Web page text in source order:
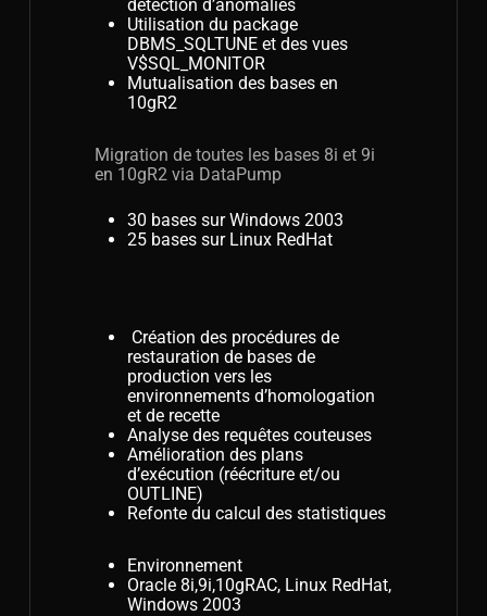
détection d’anomalies
Utilisation du package
DBMS_SQLTUNE et des vues
V$SQL_MONITOR
Mutualisation des bases en
10gR2
Migration de toutes les bases 8i et 9i
en 10gR2 via DataPump
30 bases sur Windows 2003
25 bases sur Linux RedHat
Création des procédures de
restauration de bases de
production vers les
environnements d’homologation
et de recette
Analyse des requêtes couteuses
Amélioration des plans
d’exécution (réécriture et/ou
OUTLINE)
Refonte du calcul des statistiques
Environnement
Oracle 8i,9i,10gRAC, Linux RedHat,
Windows 2003